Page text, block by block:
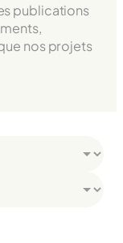
publications
nos projets